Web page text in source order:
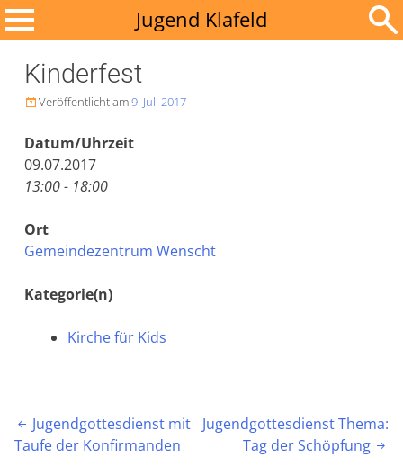
Zum
Inhalt
Jugend Klafeld
nach:Kinderfest
Veröffentlicht am9. Juli 2017
Datum/Uhrzeit
09.07.2017
13:00 - 18:00
Ort
Gemeindezentrum Wenscht
Kategorie(n)
Kirche für Kids
Beitragsnavigation
 Jugendgottesdienst mit
Taufe der Konfirmanden
Jugendgottesdienst Thema:
Tag der Schöpfung 